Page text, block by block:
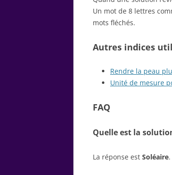
Un mot de 8 lettres
mots fléchés.
Autres indices
Rendre la peau
Unité de mesure
FAQ
Quelle est la
La réponse est Soléaire.